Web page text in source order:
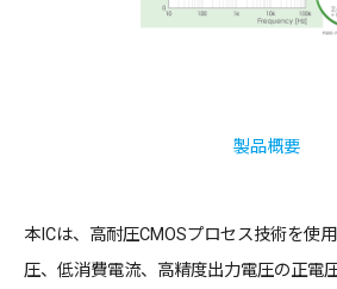
製品概要
本ICは、高耐圧CMOSプロセス技術を使
圧、低消費電流、高精度出力電圧の正電